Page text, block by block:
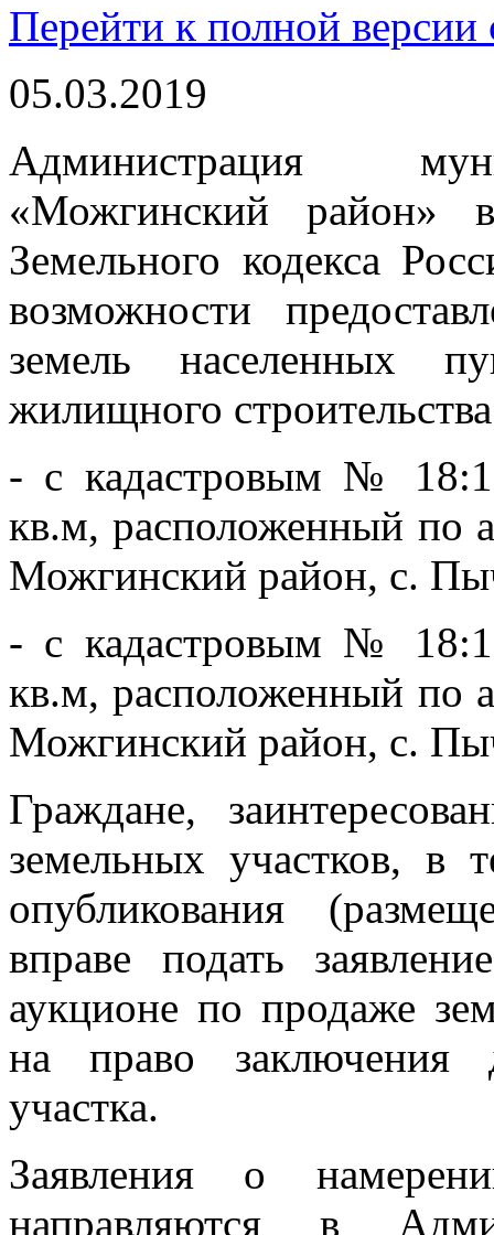
Перейти к полной версии
05.03.2019
Администрация
«Можгинский район»
Земельного кодекса
возможности
земель населенных
жилищного
- с кадастровым №
кв.м, расположенный по
Можгинский район, с.
- с кадастровым №
кв.м, расположенный по
Можгинский район, с.
Граждане,
земельных участков, в
опубликования
вправе подать
аукционе по продаже
на право заключения
участка.
Заявления о
направляются в